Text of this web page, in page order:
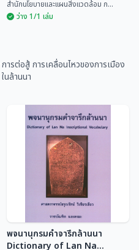
ศิลปกรรม
สำนักนโยบายและแผนสิ่...
สำนักนโยบายและแผนสิ่งแวดล้อม ก...
ว่าง 1/1 เล่ม
การต่อสู้ การเคลื่อนไหวของการเมือง
ในล้านนา
พจนานุกรมคำจารึกล้านนา
Dictionary of Lan Na